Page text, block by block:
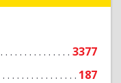
3377
187